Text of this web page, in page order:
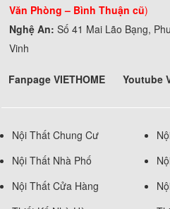
Văn Phòng – Bình Thuận cũ)
Nghệ An: Số 41 Mai Lão Bạng,
Vinh
Fanpage VIETHOME Youtube
Nội Thất Chung Cư
Nội Thất Nhà Phố
Nội Thất Cửa Hàng